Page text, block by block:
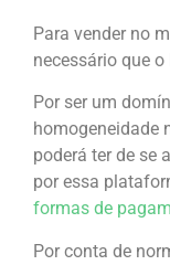
Para vender no
necessário que
Por ser um
homogeneidade
poderá ter de se
por essa
formas de
Por conta de